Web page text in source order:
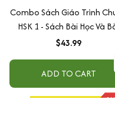
Combo Sách Giáo Trình
HSK 1 - Sách Bài Học Và
Tập (Bộ 2 Cuốn)
$43.99
ADD TO CART